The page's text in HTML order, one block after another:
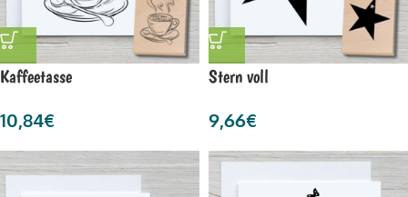
Kaffeetasse
10,84€
Stern voll
9,66€